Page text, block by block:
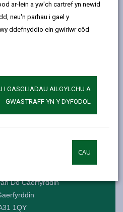
ar-lein a yw'ch cartref yn newid
neu'n parhau i gael y
ddefnyddio ein gwiriwr côd
I GASGLIADAU AILGYLCHU A
GWASTRAFF YN Y DYFODOL
CAU
Gwener 1af bob mis, mae
â'r dref.
rhwng y masnachwyr a'r
Sadwrn 9:00 - 5:00
Do Caerfyrddin
1QY